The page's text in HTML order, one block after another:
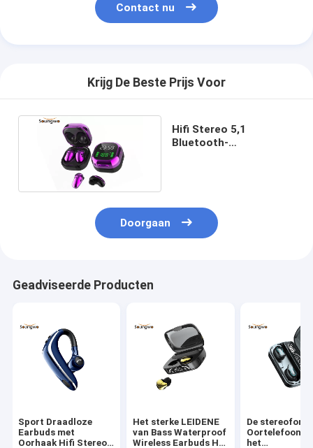
Contact nu
Krijg De Beste Prijs Voor
Hifi Stereo 5,1
Bluetooth-
Doorgaan
Geadviseerde Producten
Sport Draadloze
Earbuds met
Oorhaak Hifi Stereo
Het sterke LEIDENE
van Bass Waterproof
Wireless Earbuds HD
De
Oortelefoon
het